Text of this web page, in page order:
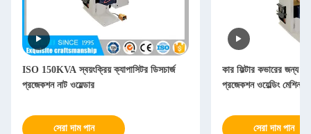
ISO 150KVA স্বয়ংক্রিয় ক্যাপাসিটর ডিসচার্জ
প্রজেকশন নাট ওয়েল্ডার
সেরা দাম পান
কার ফিল্টার কভারের জন্য
প্রজেকশন ওয়েল্ডিং মেশিন
সেরা দাম পান